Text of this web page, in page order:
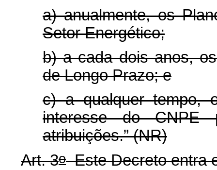
a) anualmente, os
Setor Energético;
b) a cada dois anos,
de Longo Prazo; e
c) a qualquer tempo,
interesse do
atribuições.” (NR)
Art. 3oEste Decreto entra